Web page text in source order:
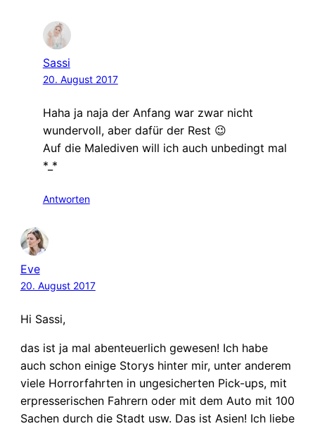
Sassi
20. August 2017
Haha ja naja der Anfang war zwar nicht
wundervoll, aber dafür der Rest 😉
Auf die Malediven will ich auch unbedingt mal
*_*
Antworten
Eve
20. August 2017
Hi Sassi,
das ist ja mal abenteuerlich gewesen! Ich habe
auch schon einige Storys hinter mir, unter anderem
viele Horrorfahrten in ungesicherten Pick-ups, mit
erpresserischen Fahrern oder mit dem Auto mit 100
Sachen durch die Stadt usw. Das ist Asien! Ich liebe